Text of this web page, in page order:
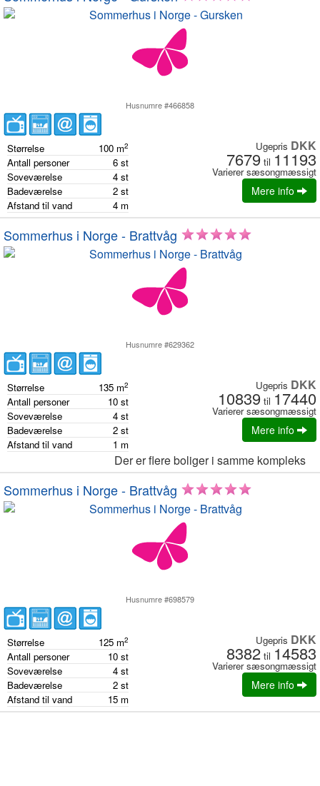
Husnumre #466858
Størrelse 100 m2
Antall personer 6 st
Soveværelse
4 st
Badeværelse
2 st
Afstand til vand
4 m
Ugepris DKK
7679 til 11193
Varierer sæsongmæssigt
Mere info
Sommerhus i Norge - Brattvåg
Husnumre #629362
Størrelse 135 m2
Antall personer 10 st
Soveværelse
4 st
Badeværelse
2 st
Afstand til vand
1 m
Ugepris DKK
10839 til 17440
Varierer sæsongmæssigt
Mere info
Der er flere boliger i samme kompleks
Sommerhus i Norge - Brattvåg
Husnumre #698579
Størrelse 125 m2
Antall personer 10 st
Soveværelse
4 st
Badeværelse
2 st
Afstand til vand
15 m
Ugepris DKK
8382 til 14583
Varierer sæsongmæssigt
Mere info